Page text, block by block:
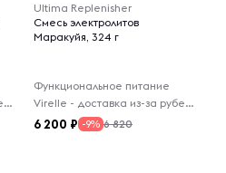
Virelle - доставка из-за рубежа
Ultima Replenisher
Смесь электролитов
Маракуйя, 324 г
Функциональное питание
Virelle - доставка из-за рубежа
6 200 -9% 6 820